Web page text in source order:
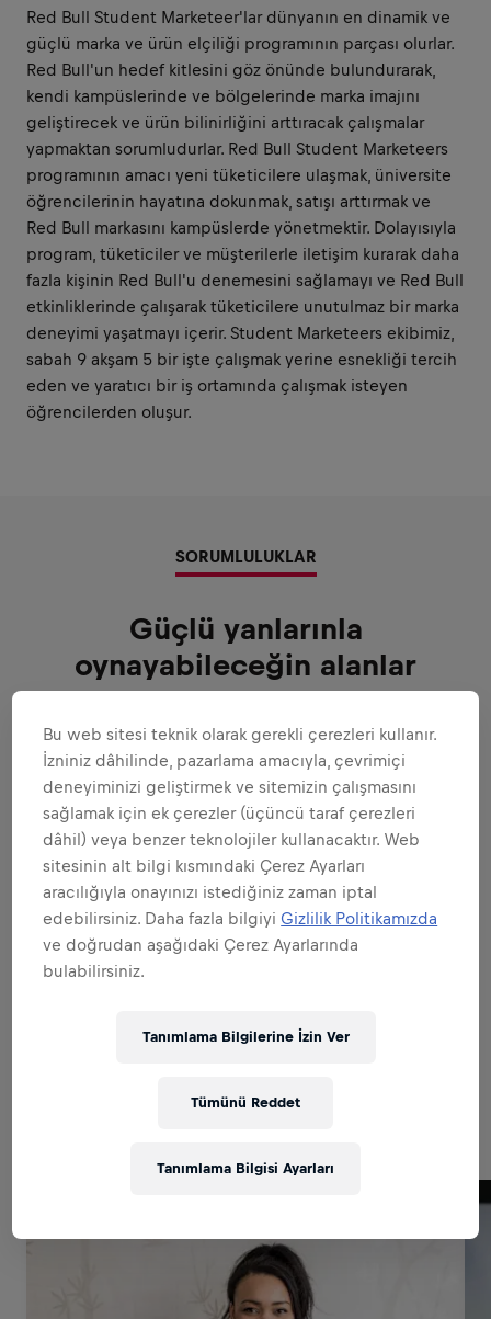
Red Bull Student Marketeer'lar dünyanın en dinamik ve
güçlü marka ve ürün elçiliği programının parçası olurlar.
Red Bull'un hedef kitlesini göz önünde bulundurarak,
kendi kampüslerinde ve bölgelerinde marka imajını
geliştirecek ve ürün bilinirliğini arttıracak çalışmalar
yapmaktan sorumludurlar. Red Bull Student Marketeers
programının amacı yeni tüketicilere ulaşmak, üniversite
öğrencilerinin hayatına dokunmak, satışı arttırmak ve
Red Bull markasını kampüslerde yönetmektir. Dolayısıyla
program, tüketiciler ve müşterilerle iletişim kurarak daha
fazla kişinin Red Bull'u denemesini sağlamayı ve Red Bull
etkinliklerinde çalışarak tüketicilere unutulmaz bir marka
deneyimi yaşatmayı içerir. Student Marketeers ekibimiz,
sabah 9 akşam 5 bir işte çalışmak yerine esnekliği tercih
eden ve yaratıcı bir iş ortamında çalışmak isteyen
öğrencilerden oluşur.
SORUMLULUKLAR
Güçlü yanlarınla
oynayabileceğin alanlar
Hepsini genişlet
MARKA VE ÜRÜNÜN ELÇİSİ OLMAK
MÜKKEMMEL UYGULAMALARA İMZA
ATMAK
SATIŞTA UZMANLAŞMAK
Bu web sitesi teknik olarak gerekli çerezleri kullanır.
İzniniz dâhilinde, pazarlama amacıyla, çevrimiçi
deneyiminizi geliştirmek ve sitemizin çalışmasını
sağlamak için ek çerezler (üçüncü taraf çerezleri
dâhil) veya benzer teknolojiler kullanacaktır. Web
sitesinin alt bilgi kısmındaki Çerez Ayarları
aracılığıyla onayınızı istediğiniz zaman iptal
edebilirsiniz. Daha fazla bilgiyi Gizlilik Politikamızda
ve doğrudan aşağıdaki Çerez Ayarlarında
bulabilirsiniz.
Tümünü Reddet
Tanımlama Bilgilerine İzin Ver
Tanımlama Bilgisi Ayarları